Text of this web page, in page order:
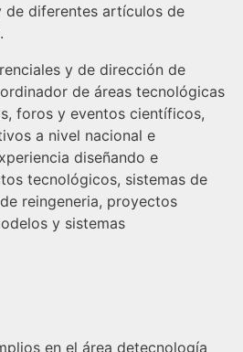
de diferentes artículos de
y de dirección de
de áreas tecnológicas
foros y eventos científicos,
a nivel nacional e
diseñando e
tecnológicos, sistemas de
reingeneria, proyectos
y sistemas
en el área detecnología